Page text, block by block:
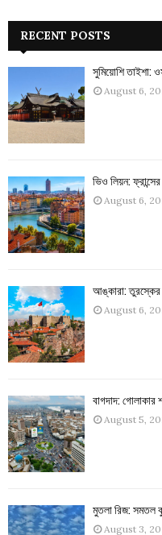
RECENT POSTS
সুমিয়োশি তাইশা:
August 6,
ভিও লিয়ন:
August 6,
আঙ্কারা:
August 6,
বাগদাদ:
August 5,
মুতলা রিজ: সমতল
August 3,